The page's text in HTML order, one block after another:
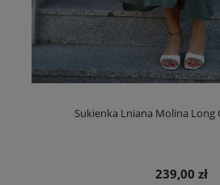
Sukienka Lniana Molina Long
239,00 zł